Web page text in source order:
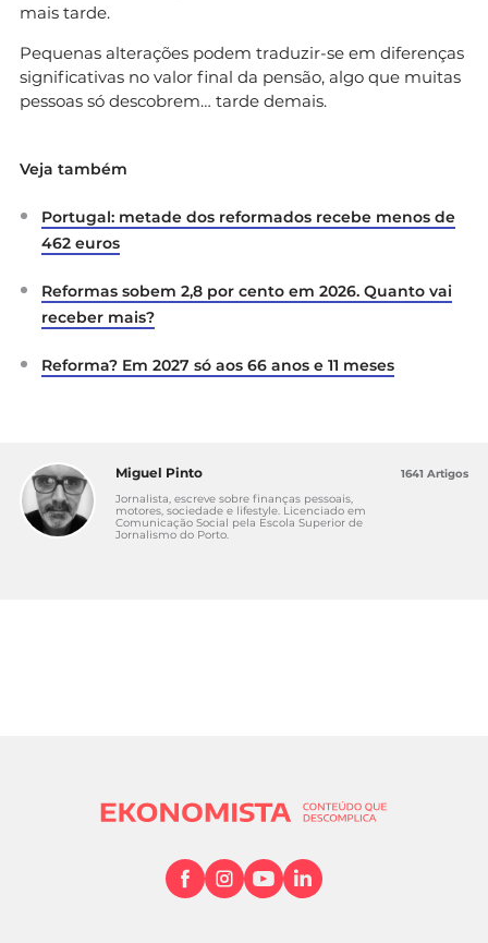
mais tarde.
Pequenas alterações podem traduzir-se em diferenças
significativas no valor final da pensão, algo que muitas
pessoas só descobrem… tarde demais.
Veja também
Portugal: metade dos reformados recebe menos de
462 euros
Reformas sobem 2,8 por cento em 2026. Quanto vai
receber mais?
Reforma? Em 2027 só aos 66 anos e 11 meses
Miguel Pinto
Jornalista, escreve sobre finanças pessoais,
motores, sociedade e lifestyle. Licenciado em
Comunicação Social pela Escola Superior de
Jornalismo do Porto.
1641 Artigos